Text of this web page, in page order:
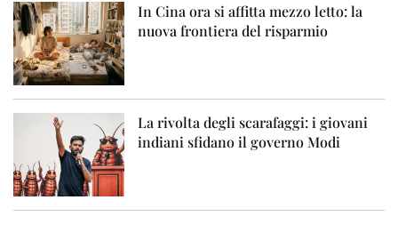
In Cina ora si affitta mezzo letto: la
nuova frontiera del risparmio
La rivolta degli scarafaggi: i giovani
indiani sfidano il governo Modi